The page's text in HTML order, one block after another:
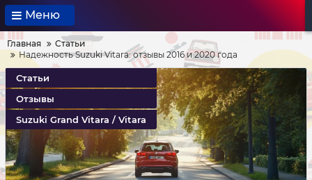
Меню
Главная
Статьи
Надежность Suzuki Vitara: отзывы 2016 и 2020 года
Статьи
Отзывы
Suzuki Grand Vitara / Vitara